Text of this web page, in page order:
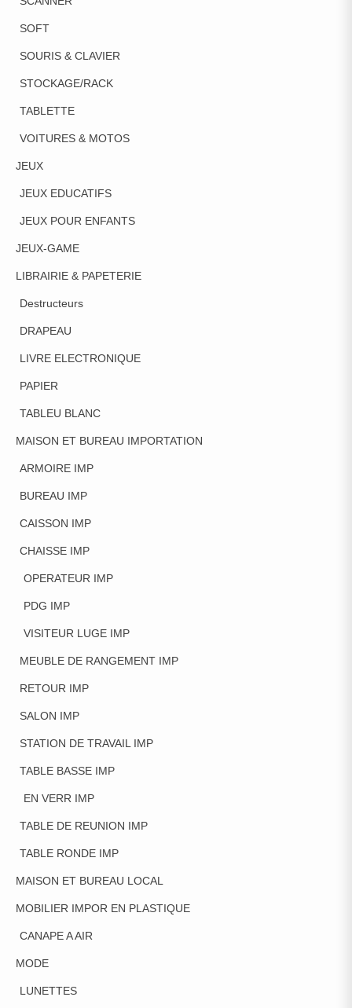
SOFT
SOURIS & CLAVIER
STOCKAGE/RACK
TABLETTE
VOITURES & MOTOS
JEUX
JEUX EDUCATIFS
JEUX POUR ENFANTS
JEUX-GAME
LIBRAIRIE & PAPETERIE
Destructeurs
DRAPEAU
LIVRE ELECTRONIQUE
PAPIER
TABLEU BLANC
MAISON ET BUREAU IMPORTATION
ARMOIRE IMP
BUREAU IMP
CAISSON IMP
CHAISSE IMP
OPERATEUR IMP
PDG IMP
VISITEUR LUGE IMP
MEUBLE DE RANGEMENT IMP
RETOUR IMP
SALON IMP
STATION DE TRAVAIL IMP
TABLE BASSE IMP
EN VERR IMP
TABLE DE REUNION IMP
TABLE RONDE IMP
MAISON ET BUREAU LOCAL
MOBILIER IMPOR EN PLASTIQUE
CANAPE A AIR
MODE
LUNETTES